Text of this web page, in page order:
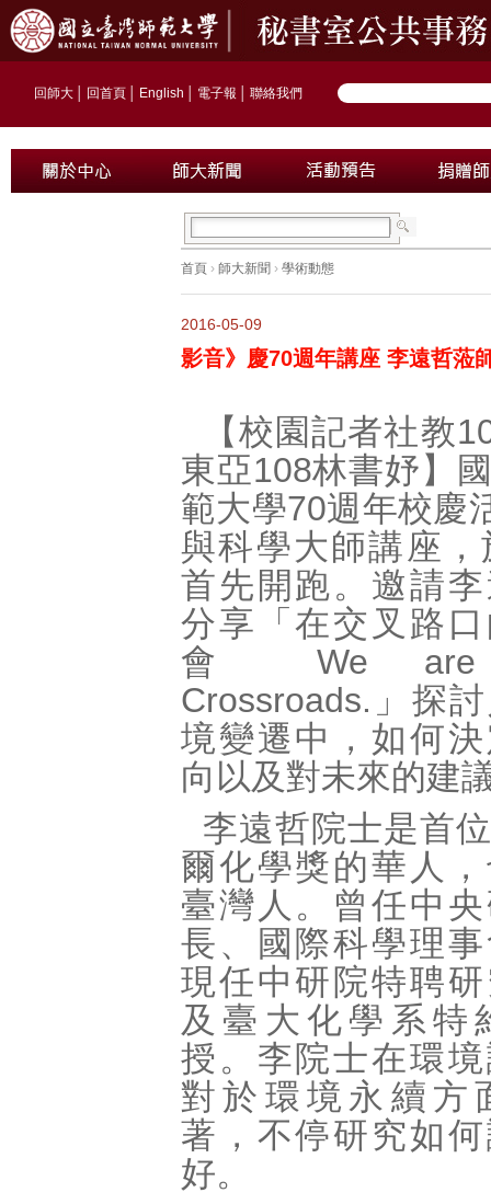
回師大 回首頁 English 電子報 聯絡我們
首頁 › 師大新聞 › 學術動態
2016-05-09
影音》慶70週年講座 李遠哲蒞
【校園記者社教
東亞108林書妤】
範大學70週年校慶
與科學大師講座
首先開跑。邀請
分享「在交叉路
會 We
Crossroads.」探
境變遷中，如何
向以及對未來的建
李遠哲院士是首
爾化學獎的華人
臺灣人。曾任中
長、國際科學理
現任中研院特聘
及臺大化學系特
授。李院士在環
對於環境永續方
著，不停研究如
好。